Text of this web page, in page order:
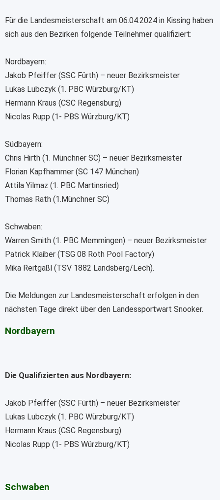
Für die Landesmeisterschaft am 06.04.2024 in Kissing haben
sich aus den Bezirken folgende Teilnehmer qualifiziert:
Nordbayern:
Jakob Pfeiffer (SSC Fürth) – neuer Bezirksmeister
Lukas Lubczyk (1. PBC Würzburg/KT)
Hermann Kraus (CSC Regensburg)
Nicolas Rupp (1- PBS Würzburg/KT)
Südbayern:
Chris Hirth (1. Münchner SC) – neuer Bezirksmeister
Florian Kapfhammer (SC 147 München)
Attila Yilmaz (1. PBC Martinsried)
Thomas Rath (1.Münchner SC)
Schwaben:
Warren Smith (1. PBC Memmingen) – neuer Bezirksmeister
Patrick Klaiber (TSG 08 Roth Pool Factory)
Mika Reitgaßl (TSV 1882 Landsberg/Lech).
Die Meldungen zur Landesmeisterschaft erfolgen in den
nächsten Tage direkt über den Landessportwart Snooker.
Nordbayern
Die Qualifizierten aus Nordbayern:
Jakob Pfeiffer (SSC Fürth) – neuer Bezirksmeister
Lukas Lubczyk (1. PBC Würzburg/KT)
Hermann Kraus (CSC Regensburg)
Nicolas Rupp (1- PBS Würzburg/KT)
Schwaben